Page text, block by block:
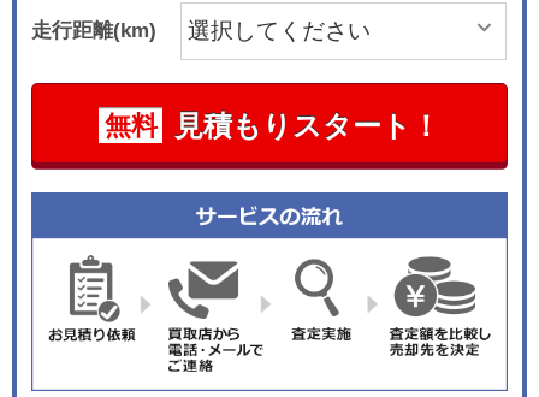
れ、各種吸音材を用いた遮音・消音対策を実施。
イオン発生除菌機能付きエアコンディショナー
（埃、花粉、バクテリア、臭気、PM2.5クラスの
粉塵を除去）を装備する。 室内空間はクラストッ
プレベルのリヤシートのレッグルームを確保し、
1385L）の荷室容量とした。 パワーユニットは最
高出力169kW（230ps）/5000rpm、最大トルク35
0Nm/1500～4000ｒｐｍを発生する2.0リッター直
4ターボ。低回転時のターボラグを抑え、NAエン
ジンに匹敵するスロットルレスポンスの得られる
ツインスクロールターボ、低負荷時に2気筒を休
走行距離(km)
無料 見積もりスタート！